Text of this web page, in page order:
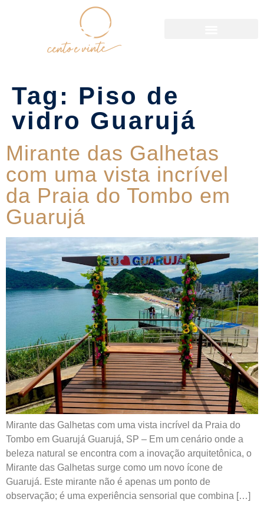
Tag: Piso de
vidro Guarujá
Mirante das Galhetas
com uma vista incrível
da Praia do Tombo em
Guarujá
Mirante das Galhetas com uma vista incrível da Praia do
Tombo em Guarujá Guarujá, SP – Em um cenário onde a
beleza natural se encontra com a inovação arquitetônica, o
Mirante das Galhetas surge como um novo ícone de
Guarujá. Este mirante não é apenas um ponto de
observação; é uma experiência sensorial que combina […]